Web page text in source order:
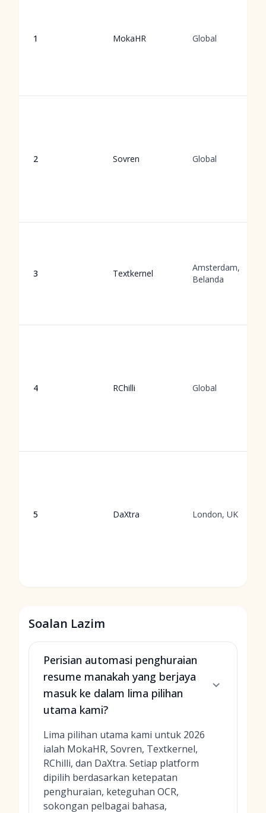
1 MokaHR Global
2 Sovren Global
3 Textkernel
Amsterdam,
Belanda
4 RChilli Global
5 DaXtra London, UK
Soalan Lazim
Perisian automasi penghuraian
resume manakah yang berjaya
masuk ke dalam lima pilihan
utama kami?
Lima pilihan utama kami untuk 2026
ialah MokaHR, Sovren, Textkernel,
RChilli, dan DaXtra. Setiap platform
dipilih berdasarkan ketepatan
penghuraian, keteguhan OCR,
sokongan pelbagai bahasa,